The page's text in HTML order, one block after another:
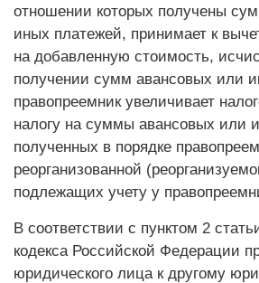
отношении которых получены
иных платежей, принимает к
на добавленную стоимость,
получении сумм авансовых или
правопреемник увеличивает
налогу на суммы авансовых или
полученных в порядке
реорганизованной
подлежащих учету у
В соответствии с пунктом 2
кодекса Российской Федерации
юридического лица к другому